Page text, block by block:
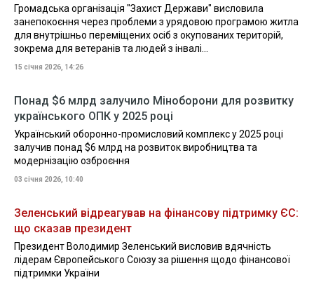
Громадська організація "Захист Держави" висловила
занепокоєння через проблеми з урядовою програмою житла
для внутрішньо переміщених осіб з окупованих територій,
зокрема для ветеранів та людей з інвалі...
15 січня 2026, 14:26
Понад $6 млрд залучило Міноборони для розвитку
українського ОПК у 2025 році
Український оборонно-промисловий комплекс у 2025 році
залучив понад $6 млрд на розвиток виробництва та
модернізацію озброєння
03 січня 2026, 10:40
Зеленський відреагував на фінансову підтримку ЄС:
що сказав президент
Президент Володимир Зеленський висловив вдячність
лідерам Європейського Союзу за рішення щодо фінансової
підтримки України